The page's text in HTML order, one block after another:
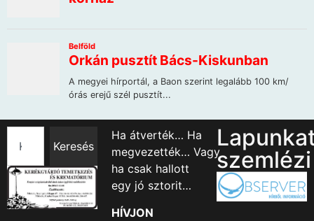
Keresés
Ha átverték… Ha
megvezették… Vagy
ha csak hallott
egy jó sztorit…
HÍVJON
szemlézi